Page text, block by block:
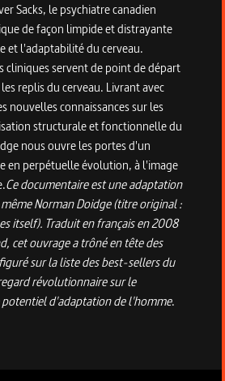
Sacks, le psychiatre canadien
de façon limpide et distrayante
et l'adaptabilité du cerveau.
cliniques servent de point de départ
replis du cerveau. Livrant avec
nouvelles connaissances sur les
structurale et fonctionnelle du
nous ouvre les portes d'un
en perpétuelle évolution, à l'image
Ce documentaire est une adaptation
Norman Doidge (titre original :
itself). Traduit en français en 2008
cet ouvrage a trôné en tête des
sur la liste des best-sellers du
révolutionnaire sur le
d'adaptation de l'homme.